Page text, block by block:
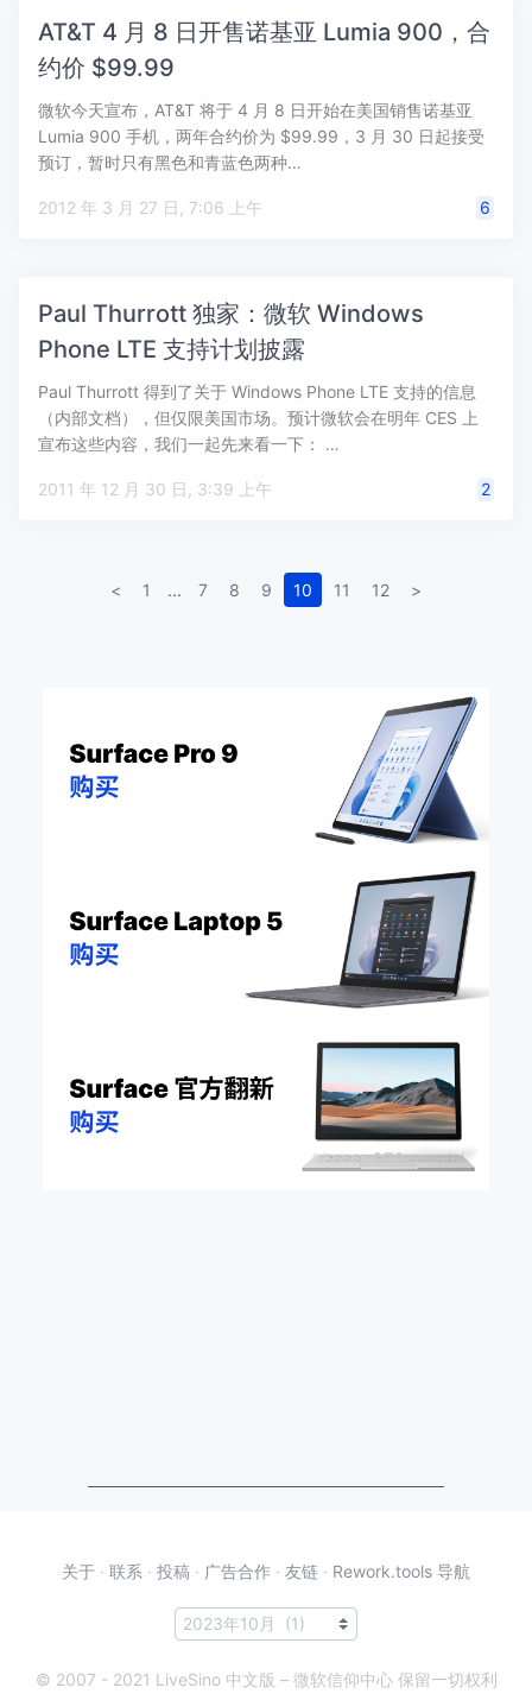
AT&T 4 月 8 日开售诺基亚 Lumia 900，合
约价 $99.99
微软今天宣布，AT&T 将于 4 月 8 日开始在美国销售诺基亚
Lumia 900 手机，两年合约价为 $99.99，3 月 30 日起接受
预订，暂时只有黑色和青蓝色两种…
2012 年 3 月 27 日, 7:06 上午 6
Paul Thurrott 独家：微软 Windows
Phone LTE 支持计划披露
Paul Thurrott 得到了关于 Windows Phone LTE 支持的信息
（内部文档），但仅限美国市场。预计微软会在明年 CES 上
宣布这些内容，我们一起先来看一下： …
2011 年 12 月 30 日, 3:39 上午 2
< 1 ... 7 8 9 10 11 12 >
关于 · 联系 · 投稿 · 广告合作 · 友链 · Rework.tools 导航
© 2007 - 2021 LiveSino 中文版 – 微软信仰中心 保留一切权利